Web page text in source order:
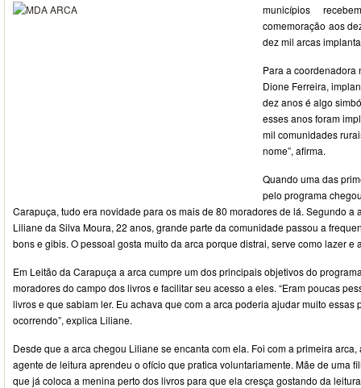
municípios
comemoração aos
dez mil arcas
Para a coordenadora
Dione Ferreira,
dez anos é algo
esses anos foram
mil comunidades
nome”, afirma.
Quando uma das
pelo programa
Carapuça, tudo era novidade para os mais de 80 moradores de lá. Segundo a
Liliane da Silva Moura, 22 anos, grande parte da comunidade passou a
bons e gibis. O pessoal gosta muito da arca porque distrai, serve como lazer e
Em Leitão da Carapuça a arca cumpre um dos principais objetivos do
moradores do campo dos livros e facilitar seu acesso a eles. “Eram poucas
livros e que sabiam ler. Eu achava que com a arca poderia ajudar muito essas
ocorrendo”, explica Liliane.
Desde que a arca chegou Liliane se encanta com ela. Foi com a primeira
agente de leitura aprendeu o ofício que pratica voluntariamente. Mãe de uma
que já coloca a menina perto dos livros para que ela cresça gostando da